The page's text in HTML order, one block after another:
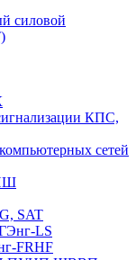
силовой
КПС,
сетей
SAT
LS
FRHF